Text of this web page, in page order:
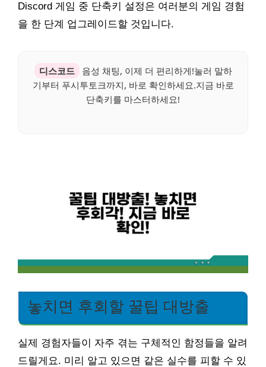
Discord 게임 중 단축키 설정은 여러분의 게임 경험
을 한 단계 업그레이드할 것입니다.
디스코드
음성 채팅, 이제 더 편리하게!눌러 말하
기부터 푸시투토크까지, 바로 확인하세요.지금 바로
단축키를 마스터하세요!
놓치면 후회할 꿀팁 대방출
실제 경험자들이 자주 겪는 구체적인 함정들을 알려
드릴게요. 미리 알고 있으면 같은 실수를 피할 수 있